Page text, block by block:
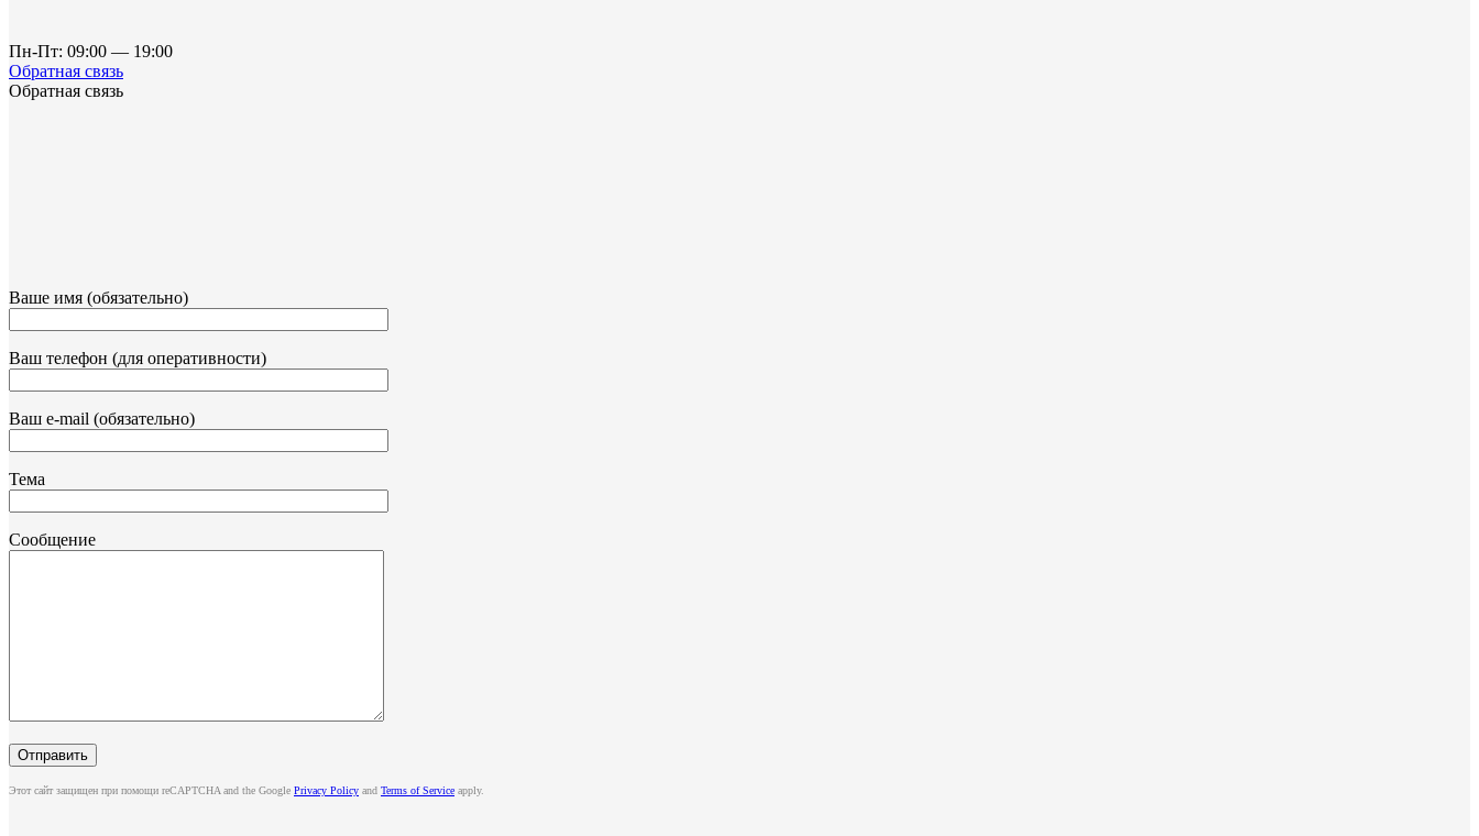
Пн-Пт: 09:00 — 19:00
Обратная связь
Обратная связь
Ваше имя (обязательно)
Ваш телефон (для оперативности)
Ваш e-mail (обязательно)
Тема
Сообщение
Этот сайт защищен при помощи reCAPTCHA and the Google Privacy Policy and Terms of Service apply.